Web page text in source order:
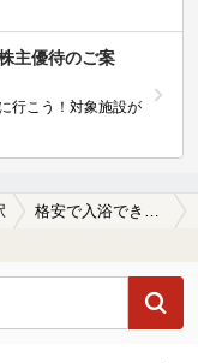
主優待のご案
行こう！対象施設が
格安で入浴できる筒石駅近くの温泉、日帰り温泉、スーパー銭湯おすすめ